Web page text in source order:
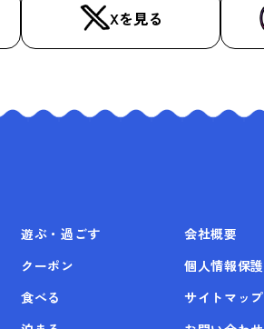
Xを見る
遊ぶ・過ごす
クーポン
食べる
会社概要
個人情報保護
サイトマップ